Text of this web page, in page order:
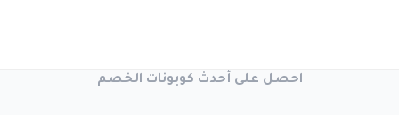
احصل على أحدث كوبونات الخصم